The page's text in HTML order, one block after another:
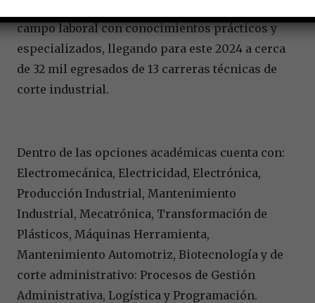
campo laboral con conocimientos prácticos y
especializados, llegando para este 2024 a cerca
de 32 mil egresados de 13 carreras técnicas de
corte industrial.
Dentro de las opciones académicas cuenta con:
Electromecánica, Electricidad, Electrónica,
Producción Industrial, Mantenimiento
Industrial, Mecatrónica, Transformación de
Plásticos, Máquinas Herramienta,
Mantenimiento Automotriz, Biotecnología y de
corte administrativo: Procesos de Gestión
Administrativa, Logística y Programación.